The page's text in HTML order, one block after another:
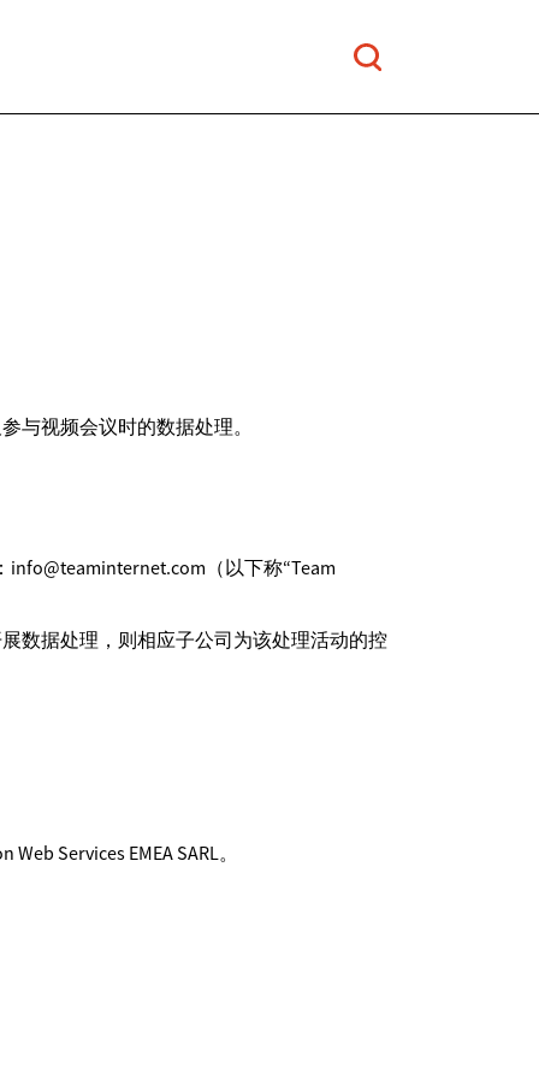
与视频会议时的数据处理。
info@teaminternet.com（以下称“Team
数据处理，则相应子公司为该处理活动的控
Services EMEA SARL。